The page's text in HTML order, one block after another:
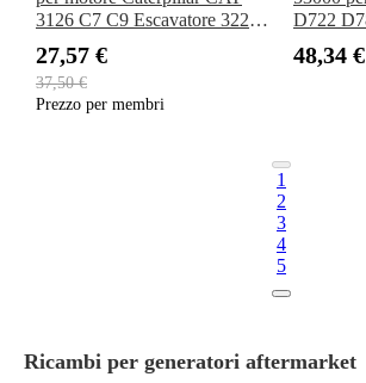
3126 C7 C9 Escavatore 322C
329D 330C 336D M325C
Pala caricatrice MH 924H
928G 930G 950H 966D 966E
27,57 €
37,50 €
Prezzo per membri
D722
G1900
48,34 €
1
2
3
4
5
Ricambi per generatori aftermarket